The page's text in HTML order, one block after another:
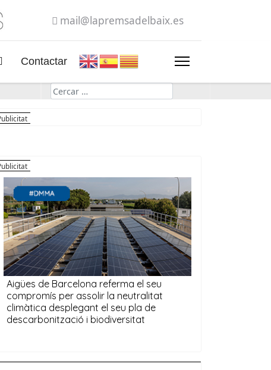
mail@lapremsadelbaix.es
Contactar
Cerca